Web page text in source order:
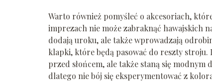
Warto również pomyśleć o akcesoriach,
imprezach nie może zabraknąć hawajskich
dodają uroku, ale także wprowadzają
klapki, które będą pasować do reszty
przed słońcem, ale także staną się
dlatego nie bój się eksperymentować z